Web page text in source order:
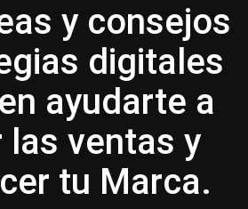
y consejos
digitales
ayudarte a
las ventas y
tu Marca.